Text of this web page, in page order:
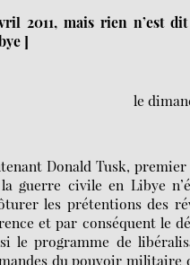
2011, mais rien n’est
]
le
Donald Tusk,
la guerre civile en Libye
les prétentions des
et par conséquent le
le programme de
du pouvoir militaire